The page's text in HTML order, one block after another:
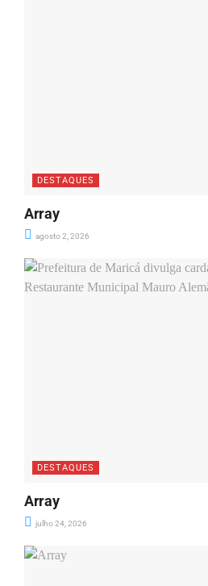
DESTAQUES
Array
agosto 2, 2026
DESTAQUES
Array
julho 24, 2026